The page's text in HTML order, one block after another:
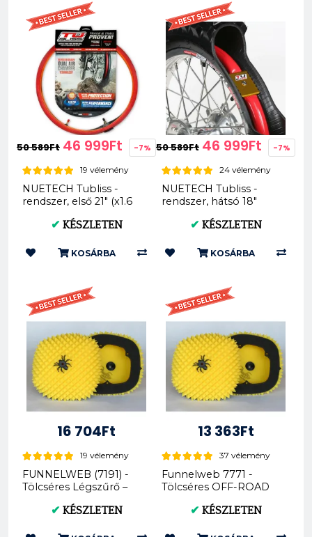
50 589Ft 46 999Ft -7%
19 vélemény
NUETECH Tubliss -
rendszer, első 21" (x1.6
✔ KÉSZLETEN
KOSÁRBA
50 589Ft 46 999Ft -7%
24 vélemény
NUETECH Tubliss -
rendszer, hátsó 18"
✔ KÉSZLETEN
KOSÁRBA
16 704Ft
19 vélemény
FUNNELWEB (7191) -
Tölcséres Légszűrő –
2020...✔ KÉSZLETEN
13 363Ft
37 vélemény
Funnelweb 7771 -
Tölcséres OFF-ROAD
Husqvarna Gas G...
✔ KÉSZLETEN